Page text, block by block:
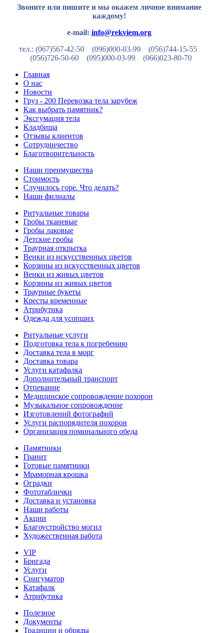
Звоните или пишите и мы окажем личное внимание
каждому!
e-mail: info@rekviem.org
тел.: (067)567-42-50 (096)000-03-99
(056)744-15-55
(056)726-50-60
(095)000-03-99
(066)023-80-70
Главная
О нас
Новости
Груз - 200 Перевозка тела зарубеж
Как выбрать памятник?
Эксгумация тела
Кладбища
Отзывы клиентов
Сотрудничество
Благотворительность
Наши преимущества
Стоимость
Случилось горе. Что делать?
Наши филиалы
Ритуальные товары
Гробы тканевые
Гробы лаковые
Детские гробы
Траурная открытка
Венки из искусственных цветов
Корзины из искусственных цветов
Венки из живых цветов
Корзины из живых цветов
Траурные букеты
Кресты временные
Атрибутика
Одежда для усопших
Ритуальные услуги
Подготовка тела к погребению
Доставка тела в морг
Доставка товара
Услуги катафалка
Дополнительный транспорт
Отпевание
Медицинское сопровождение похорон
Музыкальное сопровождение
Изготовлений фотографий
Услуги распорядителя похорон
Организация поминального обеда
Памятники
Гранит
Готовые памятники
Мраморная крошка
Оградки
Фототаблички
Доставка и установка
Наши работы
Акции
Благоустройство могил
Художественная работа
VIP
Бригада
Услуги
Сингуматор
Катафалк
Атрибутика
Полезное
Документы
Традиции и обряды